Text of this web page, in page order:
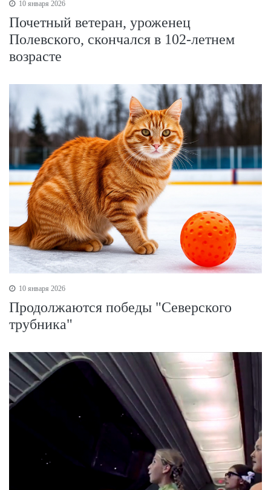
10 января 2026
Почетный ветеран, уроженец
Полевского, скончался в 102-летнем
возрасте
10 января 2026
Продолжаются победы "Северского
трубника"